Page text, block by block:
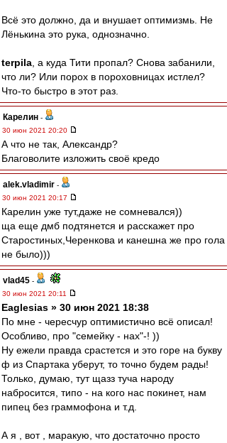
Всё это должно, да и внушает оптимизмь. Не
Лёнькина это рука, однозначно.
terpila , а куда Тити пропал? Снова забанили,
что ли? Или порох в пороховницах истлел?
Что-то быстро в этот раз.
Карелин -
30 июн 2021 20:20
А что не так, Александр?
Благоволите изложить своё кредо
alek.vladimir -
30 июн 2021 20:17
Карелин уже тут,даже не сомневался))
ща еще дмб подтянется и расскажет про
Старостиных,Черенкова и канешна же про гола
не было)))
vlad45 -
30 июн 2021 20:11
Eaglesias » 30 июн 2021 18:38
По мне - чересчур оптимистично всё описал!
Особливо, про "семейку - нах"-! ))
Ну ежели правда срастется и это горе на букву
ф из Спартака уберут, то точно будем рады!
Только, думаю, тут щазз туча народу
набросится, типо - на кого нас покинет, нам
пипец без граммофона и т.д.
А я , вот , маракую, что достаточно просто